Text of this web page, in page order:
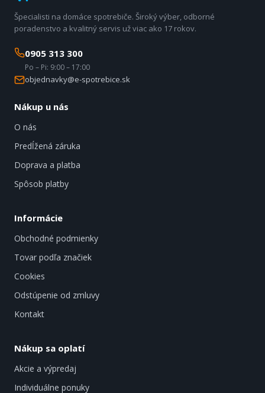
Špecialisti na domáce spotrebiče. Široký výber, odborné
poradenstvo a kvalitný servis už viac ako 17 rokov.
0905 313 300
Po – Pi: 9:00 – 17:00
objednavky@e-spotrebice.sk
Nákup u nás
O nás
Predĺžená záruka
Doprava a platba
Spôsob platby
Informácie
Obchodné podmienky
Tovar podľa značiek
Cookies
Odstúpenie od zmluvy
Kontakt
Nákup sa oplatí
Akcie a výpredaj
Individuálne ponuky